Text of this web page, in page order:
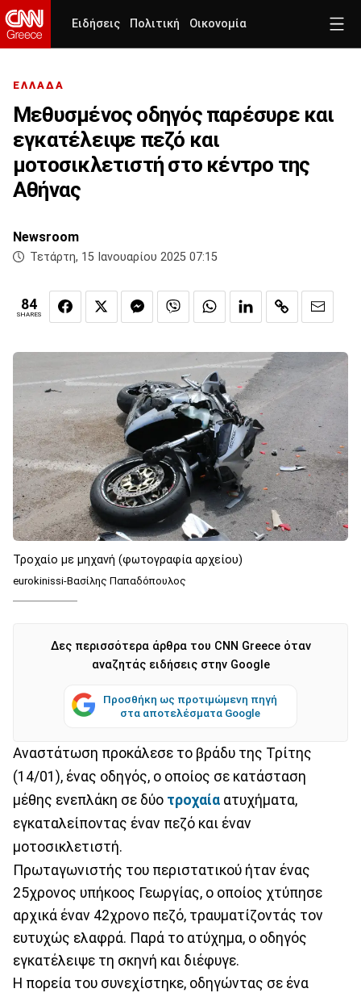
Ειδήσεις Πολιτική Οικονομία
ΕΛΛΑΔΑ
Μεθυσμένος οδηγός παρέσυρε και
εγκατέλειψε πεζό και
μοτοσικλετιστή στο κέντρο της
Αθήνας
Newsroom
Τετάρτη, 15 Ιανουαρίου 2025 07:15
84
SHARES
Τροχαίο με μηχανή (φωτογραφία αρχείου)
eurokinissi-Βασίλης Παπαδόπουλος
Δες περισσότερα άρθρα του CNN Greece όταν
αναζητάς ειδήσεις στην Google
Προσθήκη ως προτιμώμενη πηγή
στα αποτελέσματα Google
Αναστάτωση προκάλεσε το βράδυ της Τρίτης
(14/01), ένας οδηγός, ο οποίος σε κατάσταση
μέθης ενεπλάκη σε δύο τροχαία ατυχήματα,
εγκαταλείποντας έναν πεζό και έναν
μοτοσικλετιστή.
Πρωταγωνιστής του περιστατικού ήταν ένας
25χρονος υπήκοος Γεωργίας, ο οποίος χτύπησε
αρχικά έναν 42χρονο πεζό, τραυματίζοντάς τον
ευτυχώς ελαφρά. Παρά το ατύχημα, ο οδηγός
εγκατέλειψε τη σκηνή και διέφυγε.
Η πορεία του συνεχίστηκε, οδηγώντας σε ένα